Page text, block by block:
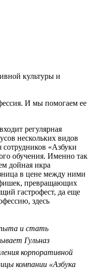
культуры и
И мы помогаем ее
регулярная
нескольких видов
сотрудников «Азбуки
обучения. Именно так
дойная икра
в цене между ними
фишек, превращающих
гастрофест, да еще
здесь
и стать
Гульназ
корпоративной
компании «Азбука